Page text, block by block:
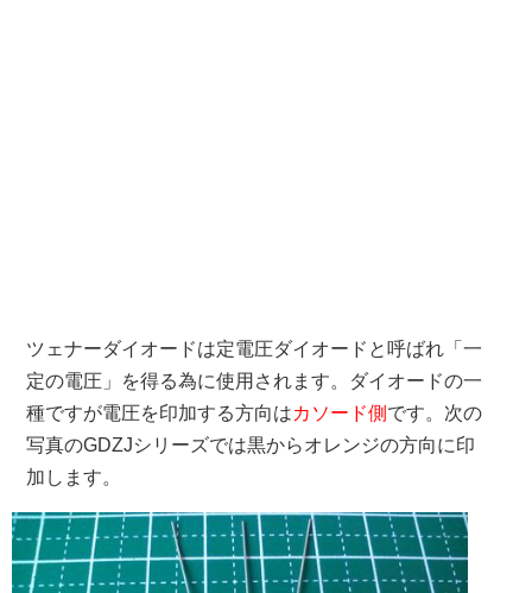
ツェナーダイオードは定電圧ダイオードと呼ばれ「一
定の電圧」を得る為に使用されます。ダイオードの一
種ですが電圧を印加する方向はカソード側 です。次の
写真のGDZJシリーズでは黒からオレンジの方向に印
加します。